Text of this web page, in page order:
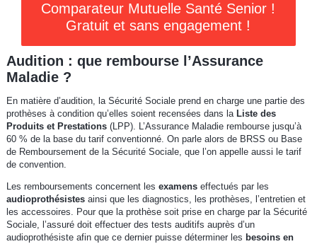
Comparateur Mutuelle Santé Senior !
Gratuit et sans engagement !
Audition : que rembourse l’Assurance
Maladie ?
En matière d’audition, la Sécurité Sociale prend en charge une partie des
prothèses à condition qu’elles soient recensées dans la Liste des
Produits et Prestations(LPP). L’Assurance Maladie rembourse jusqu’à
60 % de la base du tarif conventionné. On parle alors de BRSS ou Base
de Remboursement de la Sécurité Sociale, que l’on appelle aussi le tarif
de convention.
Les remboursements concernent les examenseffectués par les
audioprothésistesainsi que les diagnostics, les prothèses, l’entretien et
les accessoires. Pour que la prothèse soit prise en charge par la Sécurité
Sociale, l’assuré doit effectuer des tests auditifs auprès d’un
audioprothésiste afin que ce dernier puisse déterminer les besoins en